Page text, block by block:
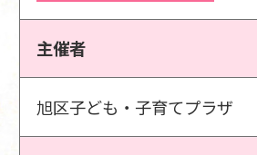
主催者
旭区子ども・子育てプラザ